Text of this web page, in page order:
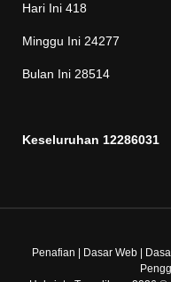
Hari Ini 418
Minggu Ini 24277
Bulan Ini 28514
Keseluruhan 12286031
Penafian Dasar Web|